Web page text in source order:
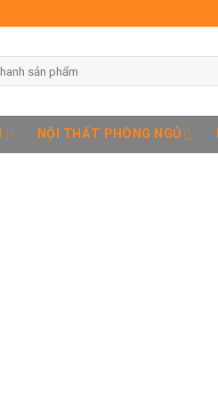
NỘI THẤT PHÒNG NGỦ